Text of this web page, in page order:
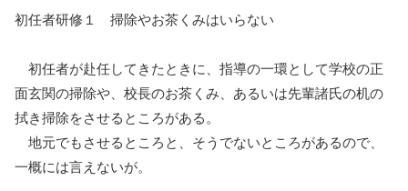
初任者研修１ 掃除やお茶くみはいらない
初任者が赴任してきたときに、指導の一環として学校の正
面玄関の掃除や、校長のお茶くみ、あるいは先輩諸氏の机の
拭き掃除をさせるところがある。
地元でもさせるところと、そうでないところがあるので、
一概には言えないが。